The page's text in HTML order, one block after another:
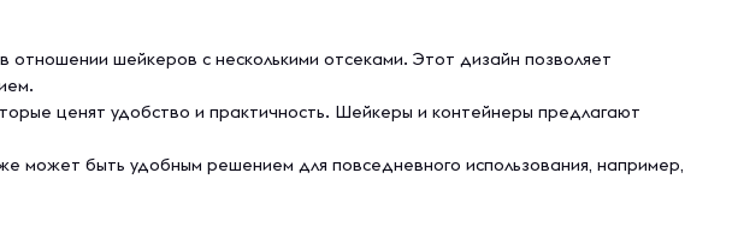
шейкеров с несколькими отсеками. Этот дизайн позволяет
ценят удобство и практичность. Шейкеры и контейнеры предлагают
может быть удобным решением для повседневного использования, например,